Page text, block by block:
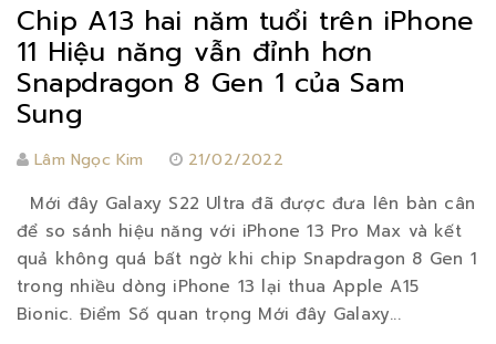
Chip A13 hai năm tuổi trên iPhone
11 Hiệu năng vẫn đỉnh hơn
Snapdragon 8 Gen 1 của Sam
Sung
Lâm Ngọc Kim 21/02/2022
Mới đây Galaxy S22 Ultra đã được đưa lên bàn cân
để so sánh hiệu năng với iPhone 13 Pro Max và kết
quả không quá bất ngờ khi chip Snapdragon 8 Gen 1
trong nhiều dòng iPhone 13 lại thua Apple A15
Bionic. Điểm Số quan trọng Mới đây Galaxy...